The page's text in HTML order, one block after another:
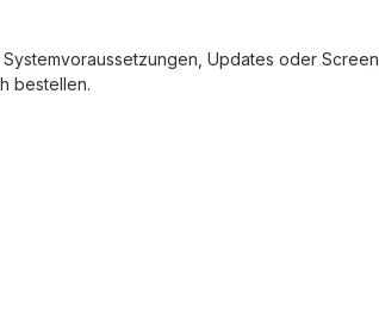
Updates oder
bestellen.